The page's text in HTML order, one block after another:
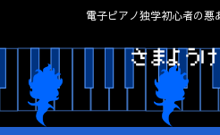
電子ピアノ独学初心者の悪